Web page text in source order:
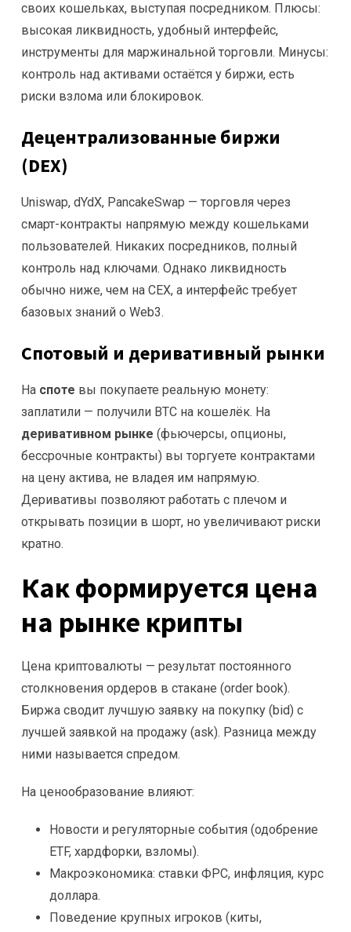
своих кошельках, выступая посредником. Плюсы:
высокая ликвидность, удобный интерфейс,
инструменты для маржинальной торговли. Минусы:
контроль над активами остаётся у биржи, есть
риски взлома или блокировок.
Децентрализованные биржи
(DEX)
Uniswap, dYdX, PancakeSwap — торговля через
смарт-контракты напрямую между кошельками
пользователей. Никаких посредников, полный
контроль над ключами. Однако ликвидность
обычно ниже, чем на CEX, а интерфейс требует
базовых знаний о Web3.
Спотовый и деривативный рынки
На споте вы покупаете реальную монету:
заплатили — получили BTC на кошелёк. На
деривативном рынке (фьючерсы, опционы,
бессрочные контракты) вы торгуете контрактами
на цену актива, не владея им напрямую.
Деривативы позволяют работать с плечом и
открывать позиции в шорт, но увеличивают риски
кратно.
Как формируется цена
на рынке крипты
Цена криптовалюты — результат постоянного
столкновения ордеров в стакане (order book).
Биржа сводит лучшую заявку на покупку (bid) с
лучшей заявкой на продажу (ask). Разница между
ними называется спредом.
На ценообразование влияют:
Новости и регуляторные события (одобрение
ETF, хардфорки, взломы).
Макроэкономика: ставки ФРС, инфляция, курс
доллара.
Поведение крупных игроков (киты,